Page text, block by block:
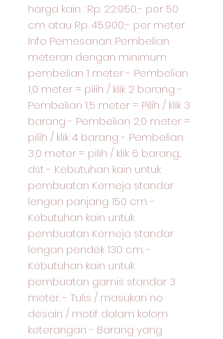
harga kain : Rp. 22.950,- per 50
cm atau Rp. 45.900,- per meter
Info Pemesanan: Pembelian
meteran dengan minimum
pembelian 1 meter - Pembelian
1,0 meter = pilih / klik 2 barang -
Pembelian 1,5 meter = Pilih / klik 3
barang - Pembelian 2,0 meter =
pilih / klik 4 barang - Pembelian
3,0 meter = pilih / klik 6 barang...
dst - Kebutuhan kain untuk
pembuatan Kemeja standar
lengan panjang 150 cm. -
Kebutuhan kain untuk
pembuatan Kemeja standar
lengan pendek 130 cm. -
Kebutuhan kain untuk
pembuatan gamis standar 3
meter. - Tulis / masukan no
desain / motif dalam kolom
keterangan - Barang yang